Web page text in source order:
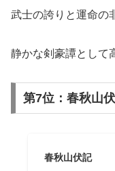
武士の誇りと運命の
静かな剣豪譚として
第7位：春秋山
春秋山伏記